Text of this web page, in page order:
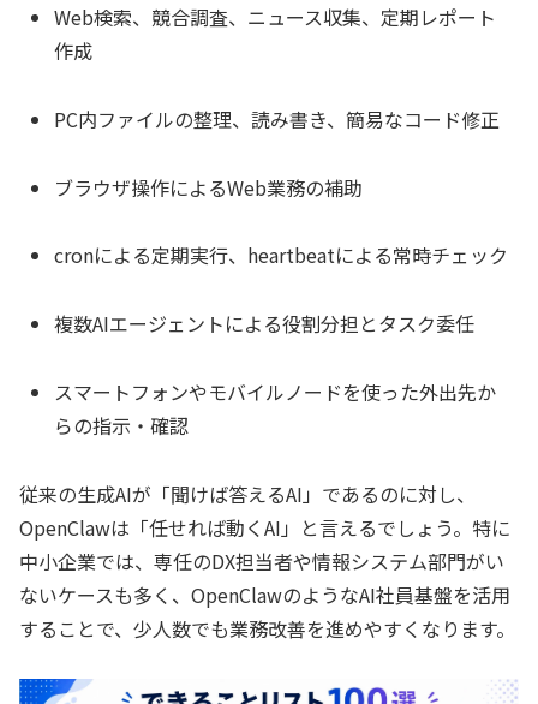
Web検索、競合調査、ニュース収集、定期レポート
作成
PC内ファイルの整理、読み書き、簡易なコード修正
ブラウザ操作によるWeb業務の補助
cronによる定期実行、heartbeatによる常時チェック
複数AIエージェントによる役割分担とタスク委任
スマートフォンやモバイルノードを使った外出先か
らの指示・確認
従来の生成AIが「聞けば答えるAI」であるのに対し、
OpenClawは「任せれば動くAI」と言えるでしょう。特に
中小企業では、専任のDX担当者や情報システム部門がい
ないケースも多く、OpenClawのようなAI社員基盤を活用
することで、少人数でも業務改善を進めやすくなります。